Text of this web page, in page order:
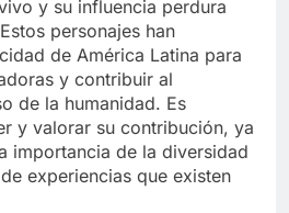
y su influencia perdura
personajes han
de América Latina para
y contribuir al
de la humanidad. Es
y valorar su contribución, ya
importancia de la diversidad
experiencias que existen